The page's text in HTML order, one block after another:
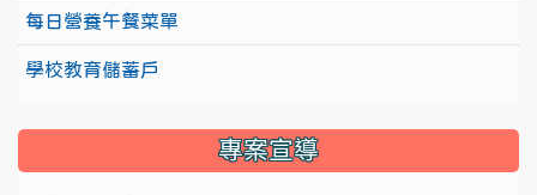
每日營養午餐菜單
學校教育儲蓄戶
專案宣導